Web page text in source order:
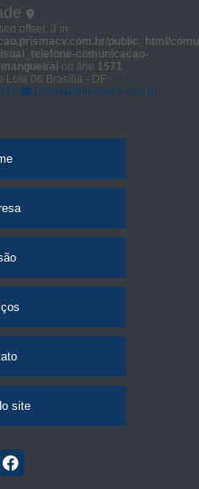
offset: 3 in
public_html/
comunicacao-
on line 1571
Lote 06 Brasília - DF
prisma@prismacv.com.br
site